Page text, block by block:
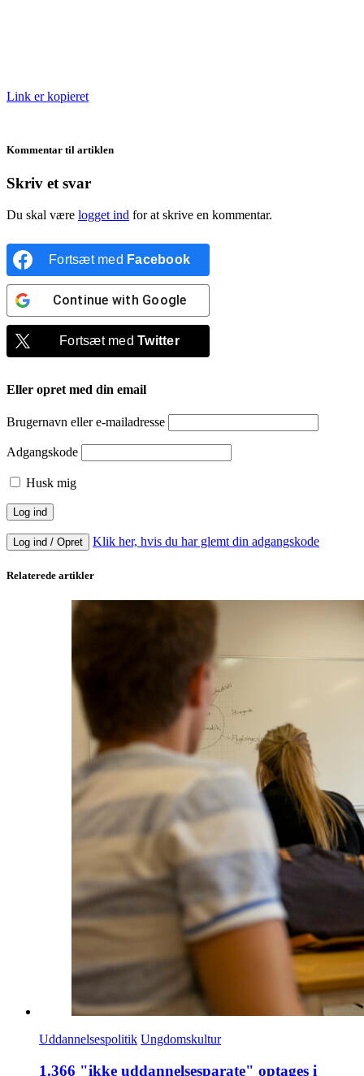
Link er kopieret
Kommentar til artiklen
Skriv et svar
Du skal være logget ind for at skrive en kommentar.
Fortsæt med Facebook
Continue with Google
Fortsæt medTwitter
Eller opret med din email
Brugernavn eller e-mailadresse
Adgangskode
Husk mig
Log ind / Opret Klik her, hvis du har glemt din adgangskode
Relaterede artikler
Uddannelsespolitik Ungdomskultur
1.366 "ikke uddannelsesparate" optages i